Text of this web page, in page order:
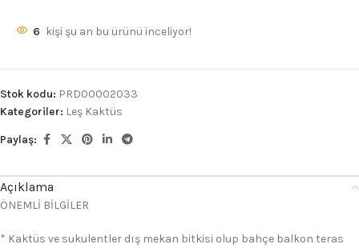
6 kişi şu an bu ürünü inceliyor!
Stok kodu: PRD00002033
Kategoriler: Leş Kaktüs
Paylaş:
Açıklama
ÖNEMLİ BİLGİLER
* Kaktüs ve sukulentler dış mekan bitkisi olup bahçe balkon teras